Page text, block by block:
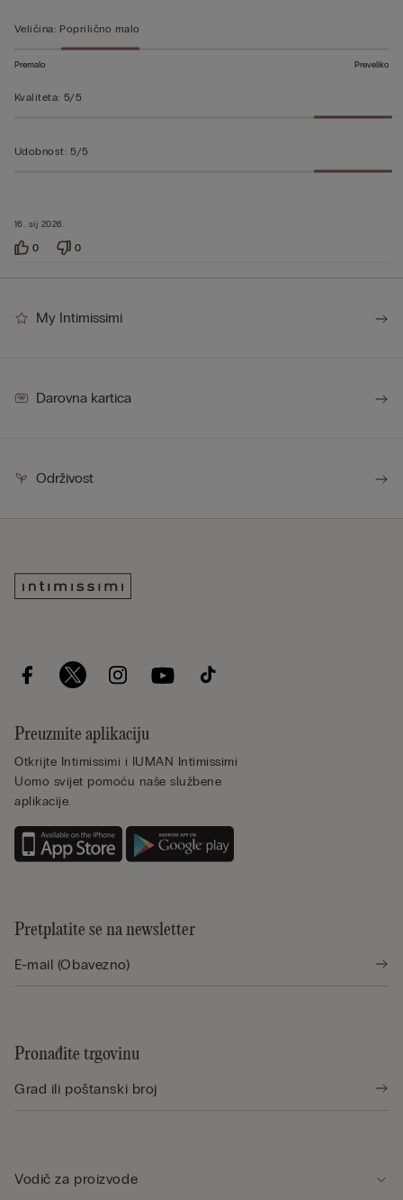
od
16. sij 2026.
Veličina: Poprilično malo
Premalo Preveliko
Kvaliteta: 5/5
Udobnost: 5/5
0 0
My Intimissimi
Darovna kartica
Održivost
Preuzmite aplikaciju
Otkrijte Intimissimi i IUMAN Intimissimi
Uomo svijet pomoću naše službene
aplikacije.
Pretplatite se na newsletter
Pronađite trgovinu
Vodič za proizvode